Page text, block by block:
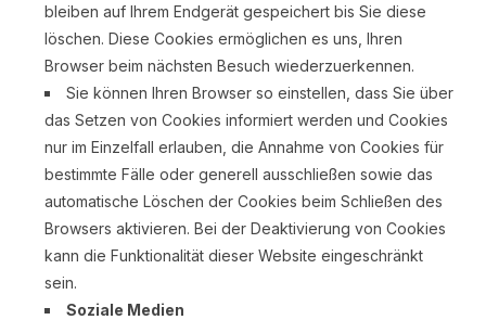
bleiben auf Ihrem Endgerät gespeichert bis Sie diese
löschen. Diese Cookies ermöglichen es uns, Ihren
Browser beim nächsten Besuch wiederzuerkennen.
Sie können Ihren Browser so einstellen, dass Sie über
das Setzen von Cookies informiert werden und Cookies
nur im Einzelfall erlauben, die Annahme von Cookies für
bestimmte Fälle oder generell ausschließen sowie das
automatische Löschen der Cookies beim Schließen des
Browsers aktivieren. Bei der Deaktivierung von Cookies
kann die Funktionalität dieser Website eingeschränkt
sein.
Soziale Medien